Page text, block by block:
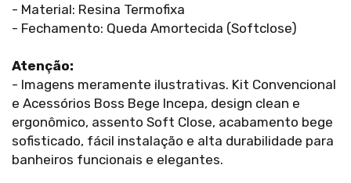
- Material: Resina Termofixa
- Fechamento: Queda Amortecida (Softclose)
Atenção:
- Imagens meramente ilustrativas. Kit Convencional
e Acessórios Boss Bege Incepa, design clean e
ergonômico, assento Soft Close, acabamento bege
sofisticado, fácil instalação e alta durabilidade para
banheiros funcionais e elegantes.